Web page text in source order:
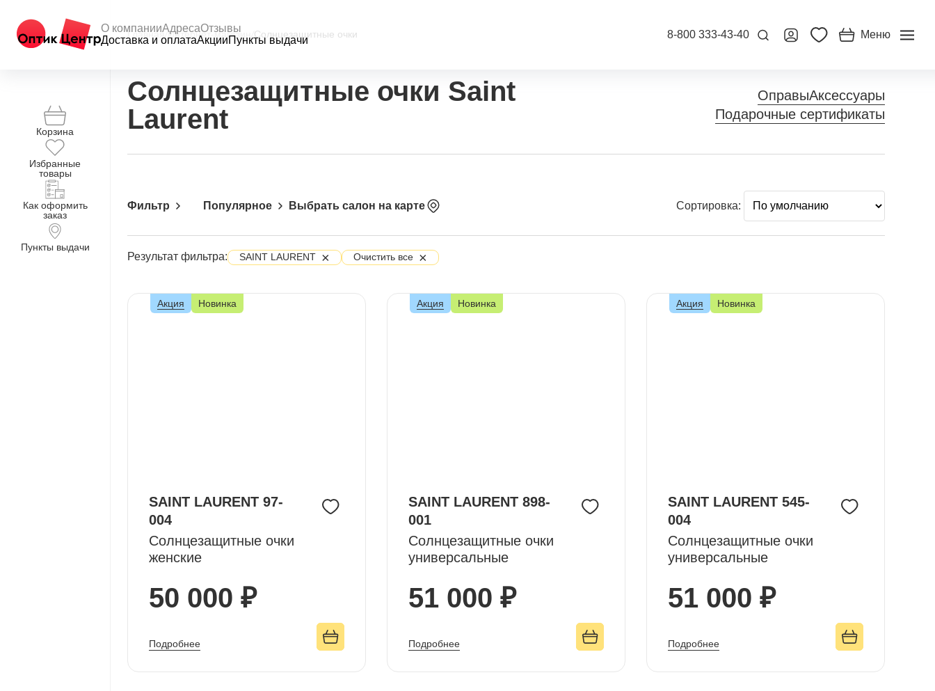
О компанииАдресаОтзывы
Доставка и оплатаАкцииПункты выдачи 8-800 333-43-40 Меню
Корзина
Избранные
товары
Как оформить
заказ
Пункты выдачи
Главная Интернет-магазин Солнцезащитные очки
Солнцезащитные очки Saint
Laurent
ОправыАксессуары
Подарочные сертификаты
Фильтр Популярное Выбрать салон на карте Сортировка:
Результат фильтра: SAINT LAURENT × Очистить все ×
SAINT LAURENT 97-
004
Солнцезащитные очки
женские
50 000 ₽
Подробнее
Акция Новинка
SAINT LAURENT 898-
001
Солнцезащитные очки
универсальные
51 000 ₽
Подробнее
Акция Новинка
SAINT LAURENT 545-
004
Солнцезащитные очки
универсальные
51 000 ₽
Подробнее
Акция Новинка